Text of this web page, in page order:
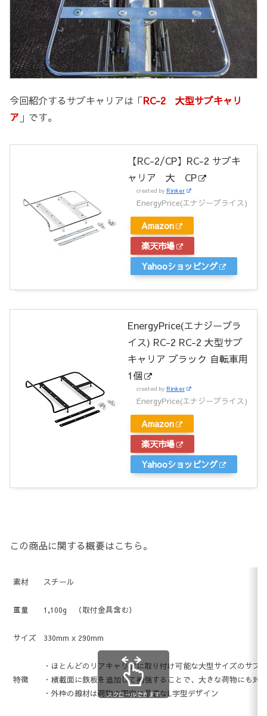
今回紹介するサブキャリアは「RC-2 大型サブキャリ
ア 」です。
【RC-2/CP】RC-2 サブキ
ャリア 大 CP
created by Rinker
EnergyPrice(エナジープライス)
Amazon
楽天市場
Yahooショッピング
EnergyPrice(エナジープラ
イス) RC-2 RC-2 大型サブ
キャリア ブラック 自転車用
1個
created by Rinker
EnergyPrice(エナジープライス)
Amazon
楽天市場
Yahooショッピング
この商品に関する概要はこちら。
素材 スチール
重量 1,100g （取付金具含む）
サイズ 330mm x 290mm
特徴
・ほとんどのリアキャリアに取り付け可能な大型サイズのサブ
・積載面に鉄板を追加して補強することで、大きな荷物にも対
・外枠の線材は荷物の固定に最適なL字型デザイン
スクロールできます